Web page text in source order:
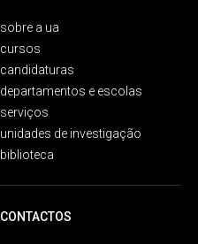
sobre a ua
cursos
candidaturas
departamentos e escolas
serviços
unidades de investigação
biblioteca
CONTACTOS